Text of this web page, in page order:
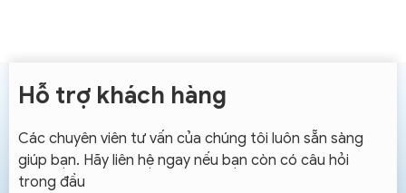
Hỗ trợ khách hàng
Các chuyên viên tư vấn của chúng tôi luôn sẵn sàng
giúp bạn. Hãy liên hệ ngay nếu bạn còn có câu hỏi
trong đầu